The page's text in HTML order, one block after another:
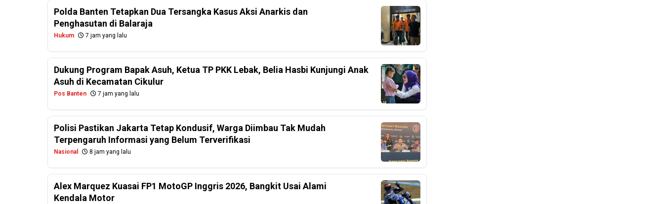
Polda Banten Tetapkan Dua Tersangka Kasus Aksi Anarkis dan
Penghasutan di Balaraja
Hukum 7 jam yang lalu
Dukung Program Bapak Asuh, Ketua TP PKK Lebak, Belia Hasbi Kunjungi Anak
Asuh di Kecamatan Cikulur
Pos Banten 7 jam yang lalu
Polisi Pastikan Jakarta Tetap Kondusif, Warga Diimbau Tak Mudah
Terpengaruh Informasi yang Belum Terverifikasi
Nasional 8 jam yang lalu
Alex Marquez Kuasai FP1 MotoGP Inggris 2026, Bangkit Usai Alami
Kendala Motor